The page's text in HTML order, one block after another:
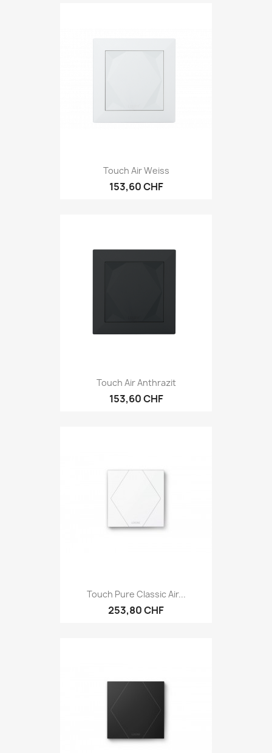
Touch Air Weiss
153,60 CHF
Touch Air Anthrazit
153,60 CHF
Touch Pure Classic Air...
253,80 CHF